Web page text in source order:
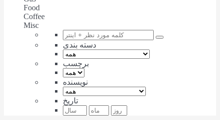
Food
Coffee
Misc
دسته بندی
برچسب
نویسنده
تاریخ